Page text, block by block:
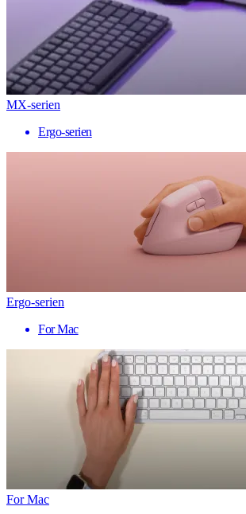
MX-serien
Ergo-serien
Ergo-serien
For Mac
For Mac